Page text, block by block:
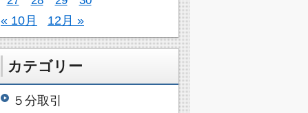
« 10月 12月 »
カテゴリー
５分取引